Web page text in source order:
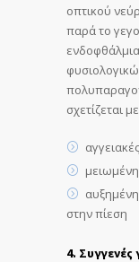
οπτικού
παρά το
σχετίζεται
στην πίεση
4.